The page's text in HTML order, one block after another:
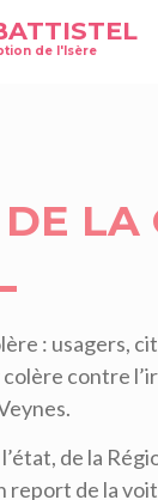
de l'Isère
LA
: usagers,
contre
de la
report de la